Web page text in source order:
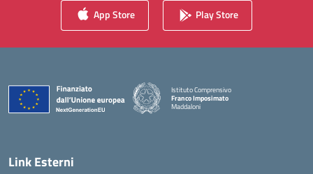
App Store Play Store
Istituto Comprensivo
Franco Imposimato
Maddaloni
Link Esterni